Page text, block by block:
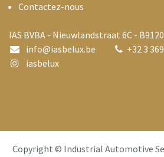
Contactez-nous
IAS BVBA - Nieuwlandstraat 6C -
info@iasbelux.be +32 3
iasbelux
Copyright © Industrial Automotive